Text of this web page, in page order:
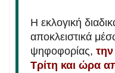
Η εκλογική
αποκλειστικά
ψηφοφορίας,
Τρίτη και ώρα